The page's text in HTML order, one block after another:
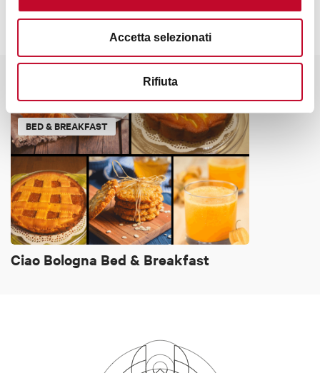
Accetta selezionati
Rifiuta
Potrebbe interessarti anche
BED & BREAKFAST
Ciao Bologna Bed & Breakfast